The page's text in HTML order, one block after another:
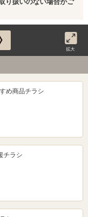
拡大
め商品チラシ
チラシ